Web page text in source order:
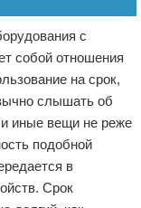
с
собой отношения
на срок,
слышать об
иные вещи не реже
подобной
в
Срок